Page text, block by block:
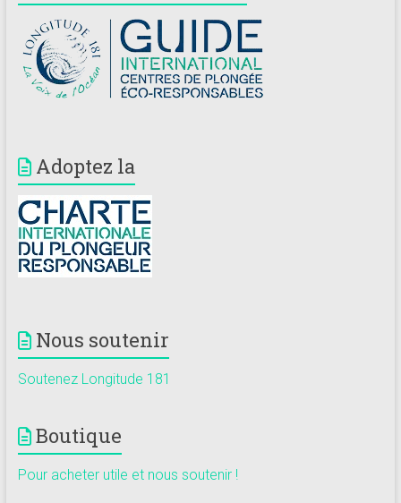
Adoptez la
Nous soutenir
Soutenez Longitude 181
Boutique
Pour acheter utile et nous soutenir !